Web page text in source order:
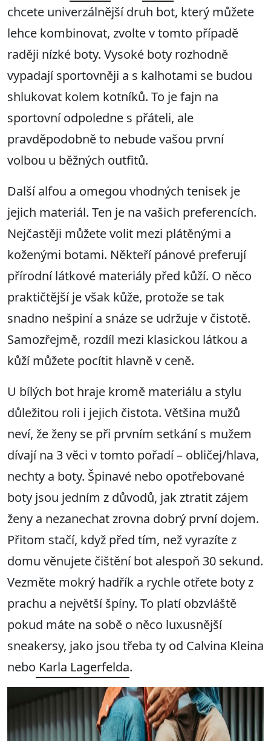
chcete univerzálnější druh bot, který můžete
lehce kombinovat, zvolte v tomto případě
raději nízké boty. Vysoké boty rozhodně
vypadají sportovněji a s kalhotami se budou
shlukovat kolem kotníků. To je fajn na
sportovní odpoledne s přáteli, ale
pravděpodobně to nebude vašou první
volbou u běžných outfitů.
Další alfou a omegou vhodných tenisek je
jejich materiál. Ten je na vašich preferencích.
Nejčastěji můžete volit mezi plátěnými a
koženými botami. Někteří pánové preferují
přírodní látkové materiály před kůží. O něco
praktičtější je však kůže, protože se tak
snadno nešpiní a snáze se udržuje v čistotě.
Samozřejmě, rozdíl mezi klasickou látkou a
kůží můžete pocítit hlavně v ceně.
U bílých bot hraje kromě materiálu a stylu
důležitou roli i jejich čistota. Většina mužů
neví, že ženy se při prvním setkání s mužem
dívají na 3 věci v tomto pořadí – obličej/hlava,
nechty a boty. Špinavé nebo opotřebované
boty jsou jedním z důvodů, jak ztratit zájem
ženy a nezanechat zrovna dobrý první dojem.
Přitom stačí, když před tím, než vyrazíte z
domu věnujete čištění bot alespoň 30 sekund.
Vezměte mokrý hadřík a rychle otřete boty z
prachu a největší špíny. To platí obzvláště
pokud máte na sobě o něco luxusnější
sneakersy, jako jsou třeba ty od Calvina Kleina
nebo Karla Lagerfelda.